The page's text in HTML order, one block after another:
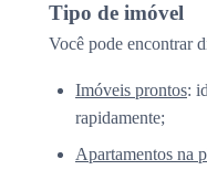
Tipo de imóvel
Você pode encontrar
Imóveis prontos:
rapidamente;
Apartamentos na